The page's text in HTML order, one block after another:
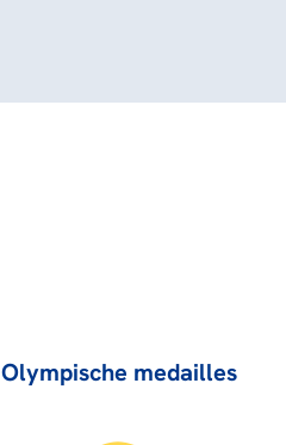
Olympische medailles